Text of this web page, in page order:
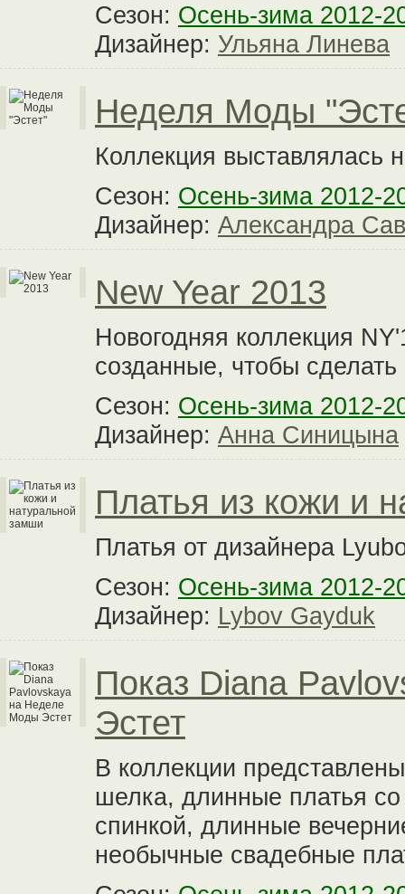
Сезон: Осень-зима 2012-
Дизайнер: Ульяна Линева
Неделя Моды
Коллекция выставлялась
Сезон: Осень-зима 2012-
Дизайнер: Александра
New Year 2013
Новогодняя коллекция
созданные, чтобы
Сезон: Осень-зима 2012-
Дизайнер: Анна Синицына
Платья из кожи и
Платья от дизайнера
Сезон: Осень-зима 2012-
Дизайнер: Lybov Gayduk
Показ Diana
Эстет
В коллекции
шелка, длинные платья
спинкой, длинные
необычные свадебные